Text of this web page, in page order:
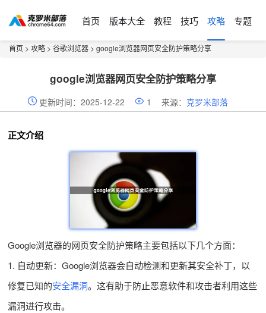
首页 版本大全 教程 技巧 攻略 专题
首页 > 攻略 > 谷歌浏览器 > google浏览器网页安全防护策略分享
google浏览器网页安全防护策略分享
更新时间：2025-12-22 1 来源： 克罗米部落
正文介绍
Google浏览器的网页安全防护策略主要包括以下几个方面：
1. 自动更新：Google浏览器会自动检测和更新其安全补丁，以
修复已知的安全漏洞。这有助于防止恶意软件和攻击者利用这些
漏洞进行攻击。